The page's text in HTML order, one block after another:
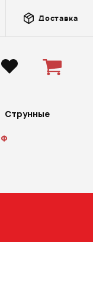
Доставка
Струнные